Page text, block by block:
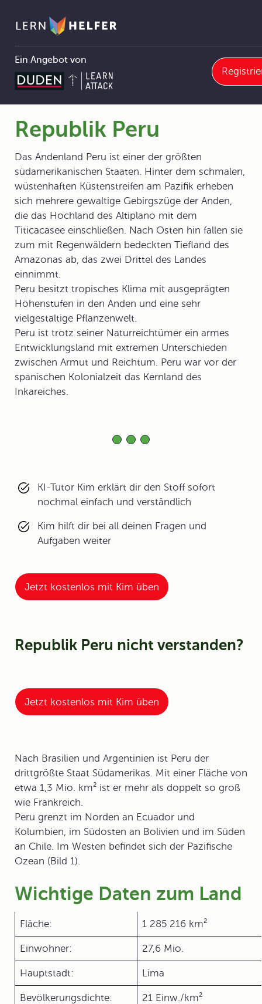
Ein Angebot von
Pfadnavigation
7 Regionen 7.1 Die Erdteile und ihre Länder Republik Peru
Republik Peru
Das Andenland Peru ist einer der größten
südamerikanischen Staaten. Hinter dem schmalen,
wüstenhaften Küstenstreifen am Pazifik erheben
sich mehrere gewaltige Gebirgszüge der Anden,
die das Hochland des Altiplano mit dem
Titicacasee einschließen. Nach Osten hin fallen sie
zum mit Regenwäldern bedeckten Tiefland des
Amazonas ab, das zwei Drittel des Landes
einnimmt.
Peru besitzt tropisches Klima mit ausgeprägten
Höhenstufen in den Anden und eine sehr
vielgestaltige Pflanzenwelt.
Peru ist trotz seiner Naturreichtümer ein armes
Entwicklungsland mit extremen Unterschieden
zwischen Armut und Reichtum. Peru war vor der
spanischen Kolonialzeit das Kernland des
Inkareiches.
KI-Tutor Kim erklärt dir den Stoff sofort
nochmal einfach und verständlich
Kim hilft dir bei all deinen Fragen und
Aufgaben weiter
Jetzt kostenlos mit Kim üben
Republik Peru nicht verstanden?
Jetzt kostenlos mit Kim üben
Nach Brasilien und Argentinien ist Peru der
drittgrößte Staat Südamerikas. Mit einer Fläche von
etwa 1,3 Mio. km² ist er mehr als doppelt so groß
wie Frankreich.
Peru grenzt im Norden an Ecuador und
Kolumbien, im Südosten an Bolivien und im Süden
an Chile. Im Westen befindet sich der Pazifische
Ozean (Bild 1).
Wichtige Daten zum Land
Fläche: 1 285 216 km²
Einwohner: 27,6 Mio.
Hauptstadt: Lima
Bevölkerungsdichte: 21 Einw./km²